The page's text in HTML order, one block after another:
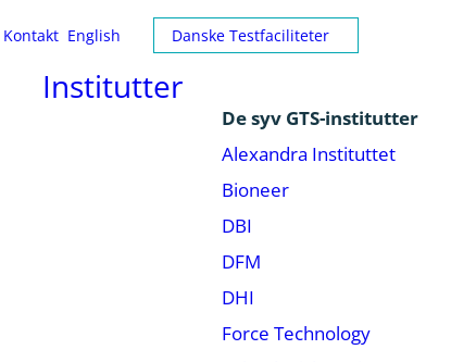
Kontakt English Danske Testfaciliteter
Institutter
De syv GTS-institutter
Alexandra Instituttet
Bioneer
DBI
DFM
DHI
Force Technology